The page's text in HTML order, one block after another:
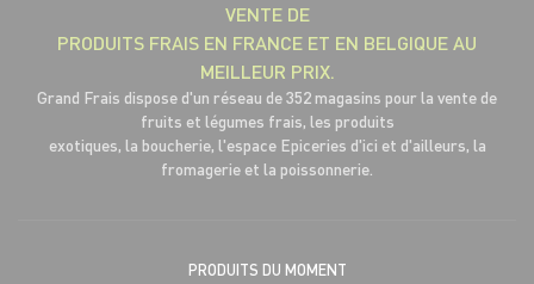
VENTE DE
PRODUITS FRAIS EN FRANCE ET EN BELGIQUE AU
MEILLEUR PRIX.
Grand Frais dispose d'un réseau de 352 magasins pour la vente de
fruits et légumes frais, les produits
exotiques, la boucherie, l'espace Epiceries d'ici et d'ailleurs, la
fromagerie et la poissonnerie.
PRODUITS DU MOMENT